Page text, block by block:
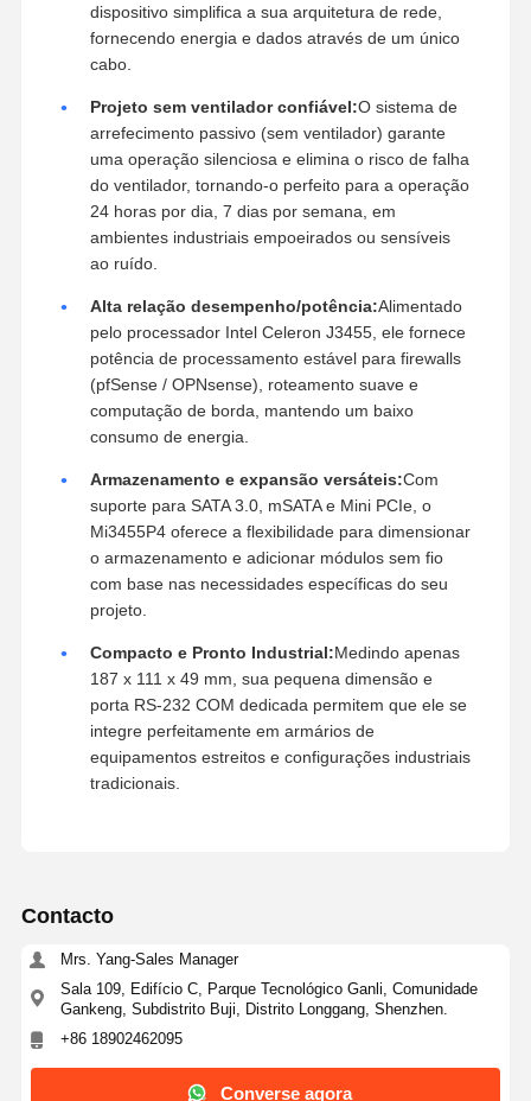
Vantagens do produto
Conectividade robusta com suporte
Equipado com portas LAN de 4 x Gigabit que
suportam Power over Ethernet (POE),Este
dispositivo simplifica a sua arquitetura de rede,
fornecendo energia e dados através de um único
Projeto sem ventilador confiável:
arrefecimento passivo (sem ventilador) garante
uma operação silenciosa e elimina o risco de falha
do ventilador, tornando-o perfeito para a operação
24 horas por dia, 7 dias por semana, em
ambientes industriais empoeirados ou sensíveis
ao ruído.
Alta relação desempenho/potência:
pelo processador Intel Celeron J3455, ele fornece
(pfSense / OPNsense), roteamento suave e
computação de borda, mantendo um baixo
consumo de energia.
Armazenamento e expansão versáteis:
suporte para SATA 3.0, mSATA e Mini PCIe, o
Mi3455P4 oferece a flexibilidade para dimensionar
o armazenamento e adicionar módulos sem fio
porta RS-232 COM dedicada permitem que ele se
equipamentos estreitos e configurações industriais
tradicionais.